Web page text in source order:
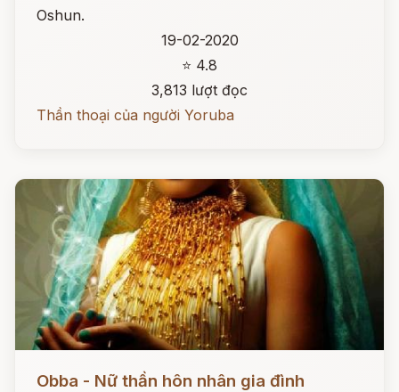
Oshun.
19-02-2020
⭐ 4.8
3,813 lượt đọc
Thần thoại của người Yoruba
Obba - Nữ thần hôn nhân gia đình